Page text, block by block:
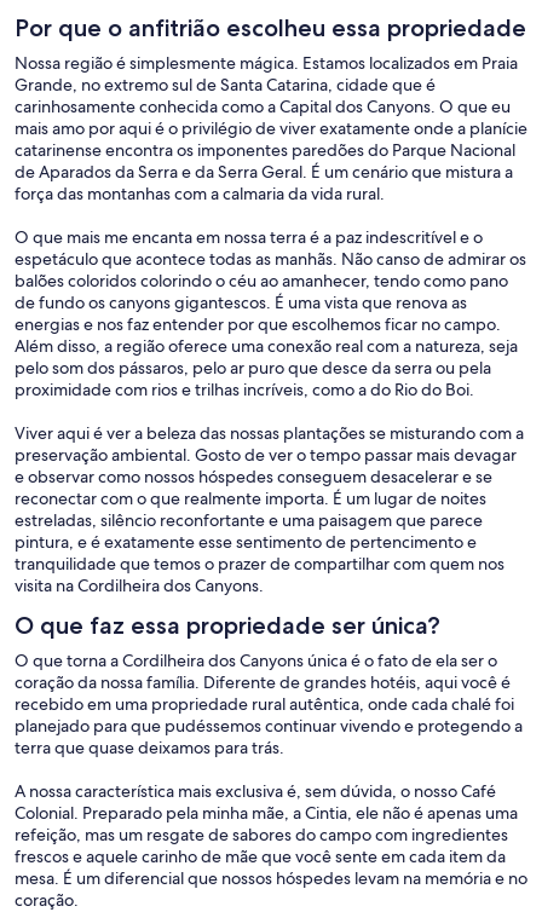
Por que o anfitrião escolheu essa propriedade
Nossa região é simplesmente mágica. Estamos localizados em Praia
Grande, no extremo sul de Santa Catarina, cidade que é
carinhosamente conhecida como a Capital dos Canyons. O que eu
mais amo por aqui é o privilégio de viver exatamente onde a planície
catarinense encontra os imponentes paredões do Parque Nacional
de Aparados da Serra e da Serra Geral. É um cenário que mistura a
força das montanhas com a calmaria da vida rural.
O que mais me encanta em nossa terra é a paz indescritível e o
espetáculo que acontece todas as manhãs. Não canso de admirar os
balões coloridos colorindo o céu ao amanhecer, tendo como pano
de fundo os canyons gigantescos. É uma vista que renova as
energias e nos faz entender por que escolhemos ficar no campo.
Além disso, a região oferece uma conexão real com a natureza, seja
pelo som dos pássaros, pelo ar puro que desce da serra ou pela
proximidade com rios e trilhas incríveis, como a do Rio do Boi.
Viver aqui é ver a beleza das nossas plantações se misturando com a
preservação ambiental. Gosto de ver o tempo passar mais devagar
e observar como nossos hóspedes conseguem desacelerar e se
reconectar com o que realmente importa. É um lugar de noites
estreladas, silêncio reconfortante e uma paisagem que parece
pintura, e é exatamente esse sentimento de pertencimento e
tranquilidade que temos o prazer de compartilhar com quem nos
visita na Cordilheira dos Canyons.
O que faz essa propriedade ser única?
O que torna a Cordilheira dos Canyons única é o fato de ela ser o
coração da nossa família. Diferente de grandes hotéis, aqui você é
recebido em uma propriedade rural autêntica, onde cada chalé foi
planejado para que pudéssemos continuar vivendo e protegendo a
terra que quase deixamos para trás.
A nossa característica mais exclusiva é, sem dúvida, o nosso Café
Colonial. Preparado pela minha mãe, a Cintia, ele não é apenas uma
refeição, mas um resgate de sabores do campo com ingredientes
frescos e aquele carinho de mãe que você sente em cada item da
mesa. É um diferencial que nossos hóspedes levam na memória e no
coração.